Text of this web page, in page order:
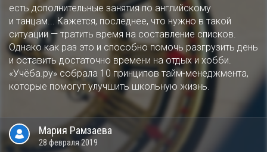
есть дополнительные занятия по английскому
и танцам... Кажется, последнее, что нужно в такой
ситуации — тратить время на составление списков.
Однако как раз это и способно помочь разгрузить день
и оставить достаточно времени на отдых и хобби.
«Учёба.ру» собрала 10 принципов тайм-менеджмента,
которые помогут улучшить школьную жизнь.
Мария Рамзаева
28 февраля 2019